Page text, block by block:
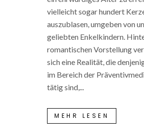
vielleicht sogar hundert
auszublasen, umgeben von
geliebten Enkelkindern.
romantischen Vorstellung
sich eine Realität, die
im Bereich der
tätig sind,...
MEHR LESEN